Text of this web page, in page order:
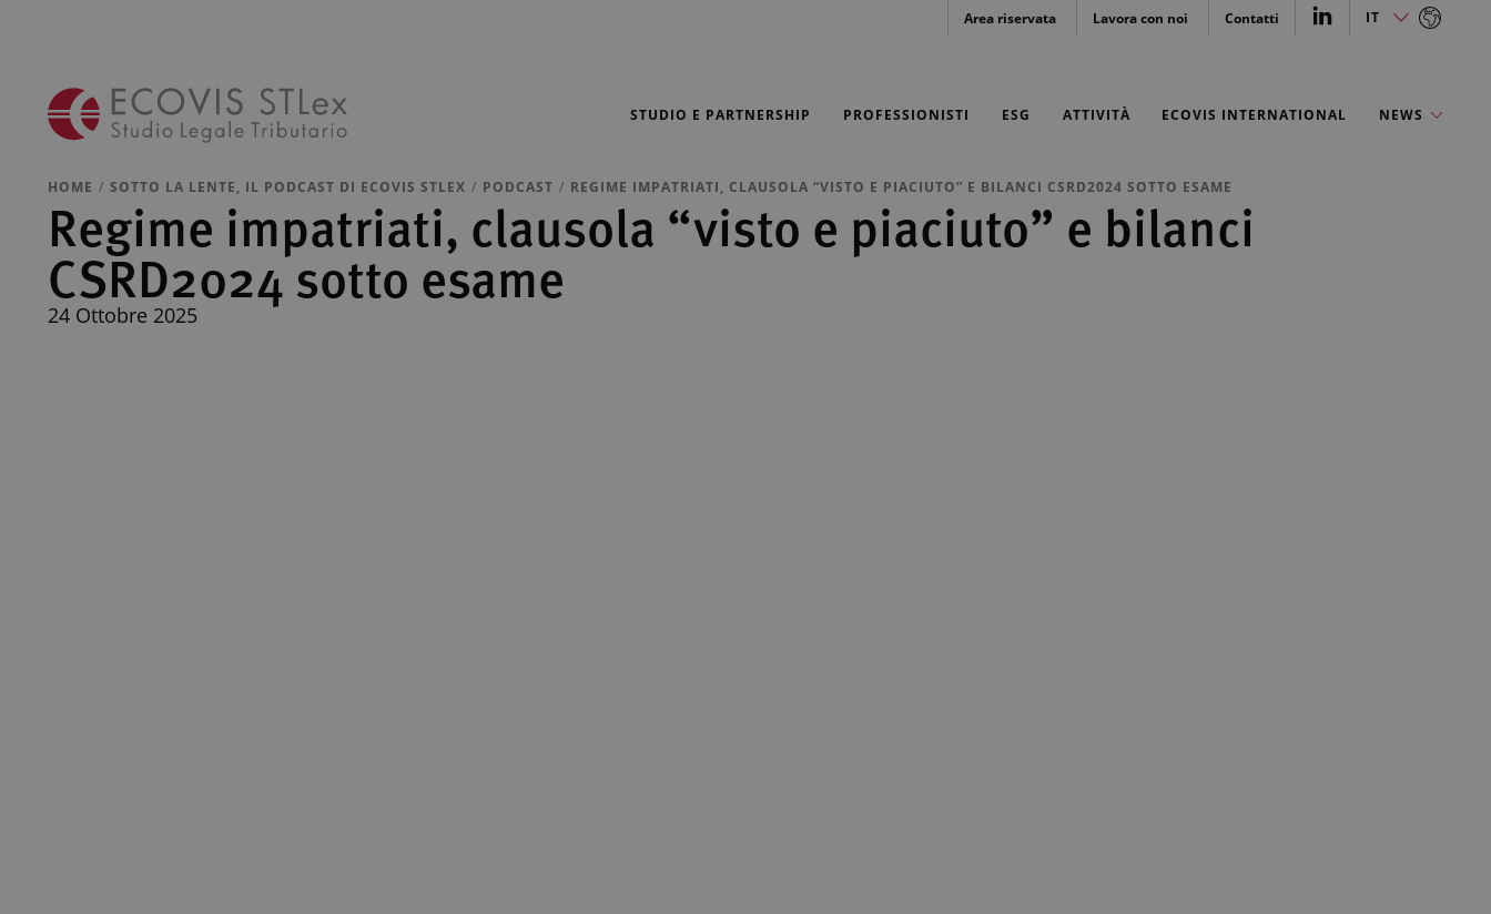
Area riservata Lavora con noi Contatti IT
STUDIO E PARTNERSHIP PROFESSIONISTI ESG ATTIVITÀ ECOVIS INTERNATIONAL NEWS
HOME SOTTO LA LENTE, IL PODCAST DI ECOVIS STLEX PODCAST REGIME IMPATRIATI, CLAUSOLA “VISTO E PIACIUTO” E BILANCI CSRD2024 SOTTO ESAME
Regime impatriati, clausola “visto e piaciuto” e bilanci
CSRD2024 sotto esame
24 Ottobre 2025